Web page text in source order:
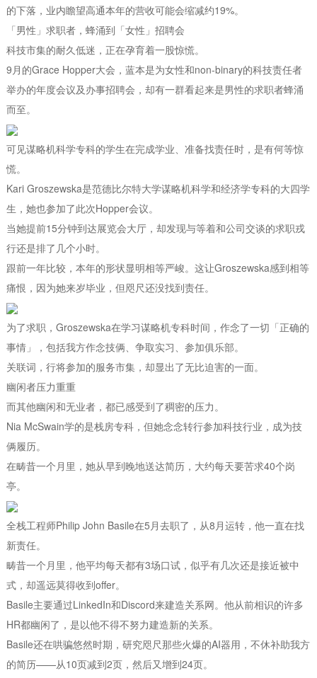
的下落，业内瞻望高通本年的营收可能会缩减约19%。
「男性」求职者，蜂涌到「女性」招聘会
科技市集的耐久低迷，正在孕育着一股惊慌。
9月的Grace Hopper大会，蓝本是为女性和non-binary的科技责任者
举办的年度会议及办事招聘会，却有一群看起来是男性的求职者蜂涌
而至。
可见谋略机科学专科的学生在完成学业、准备找责任时，是有何等惊
慌。
Kari Groszewska是范德比尔特大学谋略机科学和经济学专科的大四学
生，她也参加了此次Hopper会议。
当她提前15分钟到达展览会大厅，却发现与等着和公司交谈的求职戎
行还是排了几个小时。
跟前一年比较，本年的形状显明相等严峻。这让Groszewska感到相等
痛恨，因为她来岁毕业，但咫尺还没找到责任。
为了求职，Groszewska在学习谋略机专科时间，作念了一切「正确的
事情」，包括我方作念技俩、争取实习、参加俱乐部。
关联词，行将参加的服务市集，却显出了无比迫害的一面。
幽闲者压力重重
而其他幽闲和无业者，都已感受到了稠密的压力。
Nia McSwain学的是栈房专科，但她念念转行参加科技行业，成为技
俩履历。
在畴昔一个月里，她从早到晚地送达简历，大约每天要苦求40个岗
亭。
全栈工程师Philip John Basile在5月去职了，从8月运转，他一直在找
新责任。
畴昔一个月里，他平均每天都有3场口试，似乎有几次还是接近被中
式，却遥远莫得收到offer。
Basile主要通过LinkedIn和Discord来建造关系网。他从前相识的许多
HR都幽闲了，是以他不得不努力建造新的关系。
Basile还在哄骗悠然时期，研究咫尺那些火爆的AI器用，不休补助我方
的简历——从10页减到2页，然后又增到24页。